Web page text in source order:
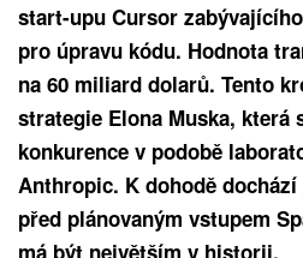
start-upu Cursor
pro úpravu kódu. Hodnota
na 60 miliard dolarů. Tento
strategie Elona Muska, která
konkurence v podobě
Anthropic. K dohodě
před plánovaným vstupem
má být největším v historii.